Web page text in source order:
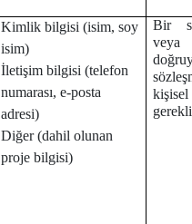
Kimlik bilgisi (isim, soy
isim)
İletişim bilgisi (telefon
numarası, e-posta
adresi)
Diğer (dahil olunan
proje bilgisi)
Bir
veya